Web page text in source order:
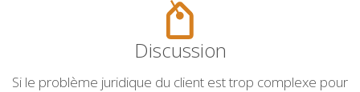
Discussion
Si le problème juridique du client est trop complexe pour